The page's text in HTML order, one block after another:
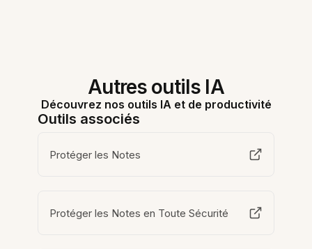
Autres outils IA
Découvrez nos outils IA et de productivité
Outils associés
Protéger les Notes
Protéger les Notes en Toute Sécurité